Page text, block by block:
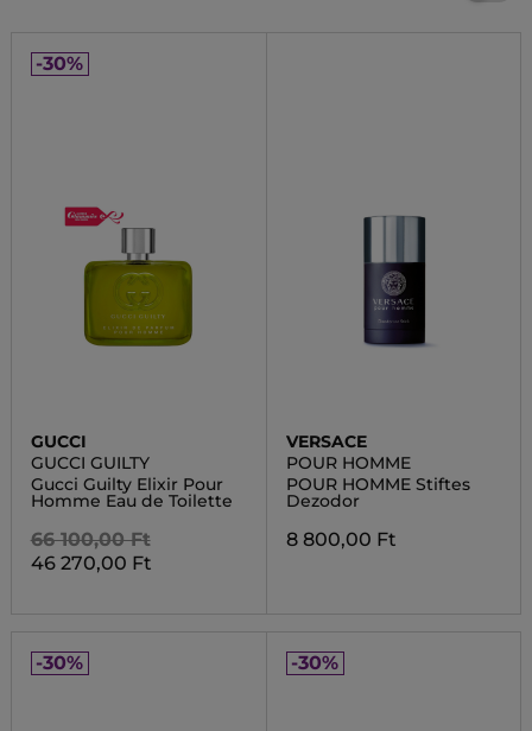
-30%
GUCCI
GUCCI GUILTY
Gucci Guilty Elixir Pour
Homme Eau de Toilette
66 100,00 Ft
46 270,00 Ft
VERSACE
POUR HOMME
POUR HOMME Stiftes
Dezodor
8 800,00 Ft
-30% -30%